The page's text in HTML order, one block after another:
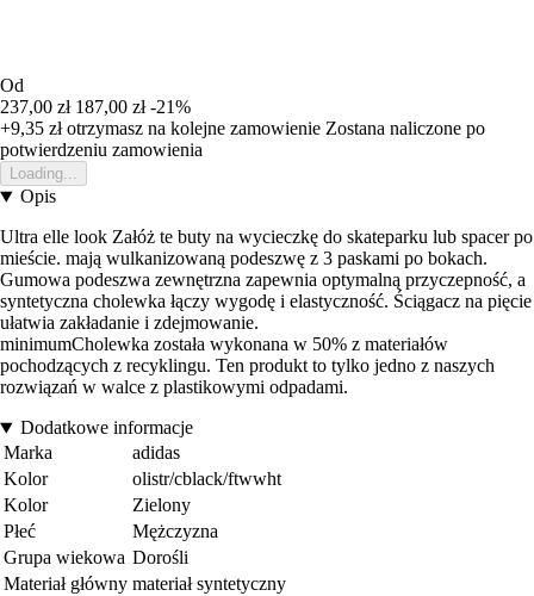
Od
237,00 zł 187,00 zł -21%
+9,35 złotrzymasz na kolejne zamowienie Zostana naliczone po
potwierdzeniu zamowienia
Loading...
Opis
Ultra elle look Załóż te buty na wycieczkę do skateparku lub spacer po
mieście. mają wulkanizowaną podeszwę z 3 paskami po bokach.
Gumowa podeszwa zewnętrzna zapewnia optymalną przyczepność, a
syntetyczna cholewka łączy wygodę i elastyczność. Ściągacz na pięcie
ułatwia zakładanie i zdejmowanie.
minimumCholewka została wykonana w 50% z materiałów
pochodzących z recyklingu. Ten produkt to tylko jedno z naszych
rozwiązań w walce z plastikowymi odpadami.
Dodatkowe informacje
Marka
adidas
Kolor
olistr/cblack/ftwwht
Kolor
Zielony
Płeć
Mężczyzna
Grupa wiekowa Dorośli
Materiał główny materiał syntetyczny